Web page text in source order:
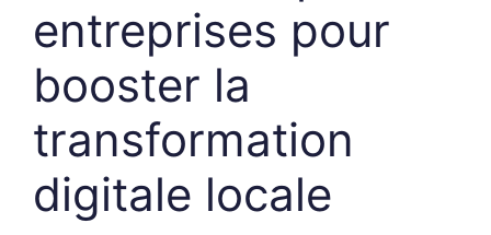
entreprises pour
booster la
transformation
digitale locale